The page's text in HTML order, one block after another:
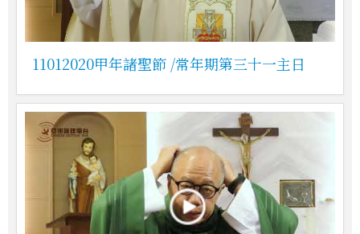
11012020甲年諸聖節 /常年期第三十一主日